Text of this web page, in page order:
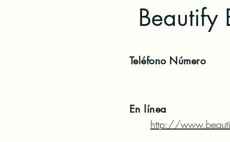
Beautify
TeléfonoNúmero
En línea
http://